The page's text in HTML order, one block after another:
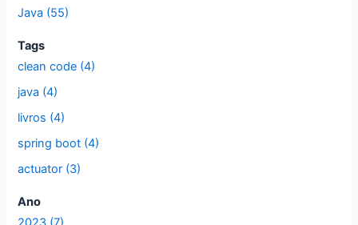
r
p
o
r
:
Java (55)
Tags
clean code (4)
java (4)
livros (4)
spring boot (4)
actuator (3)
Ano